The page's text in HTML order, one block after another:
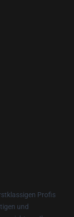
Profis
und